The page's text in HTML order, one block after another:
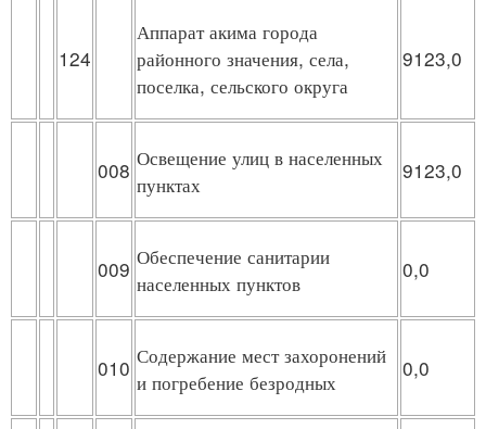
124
Аппарат акима города
районного значения, села,
поселка, сельского округа
9123,0
008 Освещение улиц в населенных
пунктах
9123,0
009 Обеспечение санитарии
населенных пунктов
0,0
010 Содержание мест захоронений
и погребение безродных
0,0